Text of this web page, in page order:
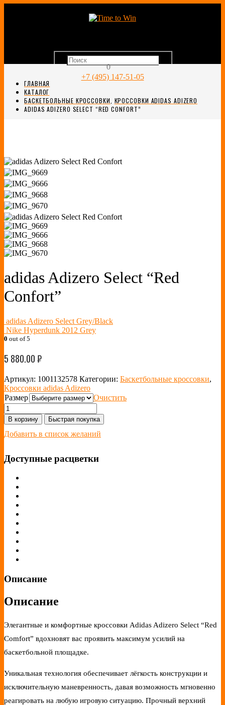
0
+7 (495) 147-51-05
ГЛАВНАЯ
КАТАЛОГ
БАСКЕТБОЛЬНЫЕ КРОССОВКИ КРОССОВКИ ADIDAS ADIZERO
ADIDAS ADIZERO SELECT “RED CONFORT”
adidas Adizero Select “Red
Confort”
adidas Adizero Select Grey/Black
Nike Hyperdunk 2012 Grey
0 out of 5
5 880.00₽
Артикул: 1001132578 Категории: Баскетбольные кроссовки,
Кроссовки adidas Adizero
Размер
Очистить
В корзину Быстрая покупка
Добавить в список желаний
Доступные расцветки
Описание
Описание
Элегантные и комфортные кроссовки Adidas Adizero Select “Red
Comfort” вдохновят вас проявить максимум усилий на
баскетбольной площадке.
Уникальная технология обеспечивает лёгкость конструкции и
исключительную маневренность, давая возможность мгновенно
реагировать на любую игровую ситуацию. Прочный верхний